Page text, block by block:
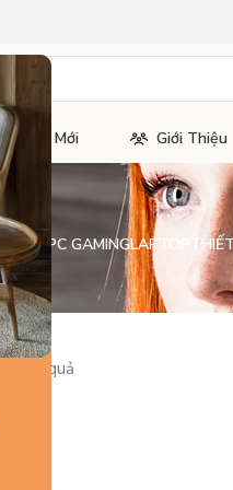
Tức Mới Giới Thiệu
KIỆN PC GAMINGLAPTOP
kết quả